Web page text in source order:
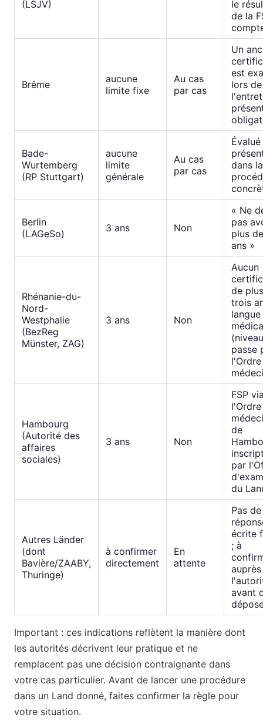
(LSJV)
le
de la
Brême
aucune
limite fixe
Au cas
par cas
Un
est
lors de
Bade-
Wurtemberg
(RP Stuttgart)
aucune
limite
générale
Au cas
par cas
dans la
Berlin
(LAGeSo)
3 ans Non
« Ne
pas
plus
ans »
Rhénanie-du-
Nord-
Westphalie
(BezReg
Münster, ZAG)
3 ans Non
Aucun
de
trois
langue
passe
Hambourg
(Autorité des
affaires
sociales)
3 ans Non
FSP
de
par
du
Autres Länder
(dont
Bavière/ZAABY,
Thuringe)
à confirmer
directement
En
attente
Pas de
écrite
; à
avant
Important : ces indications reflètent la manière dont
les autorités décrivent leur pratique et ne
remplacent pas une décision contraignante dans
votre cas particulier. Avant de lancer une procédure
dans un Land donné, faites confirmer la règle pour
votre situation.